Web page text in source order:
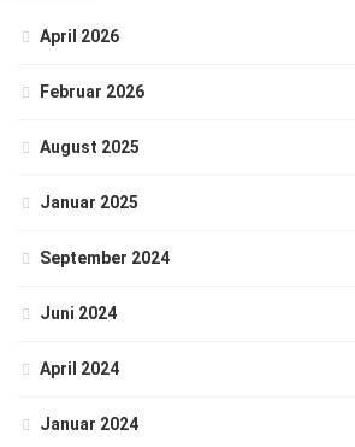
April 2026
Februar 2026
August 2025
Januar 2025
September 2024
Juni 2024
April 2024
Januar 2024